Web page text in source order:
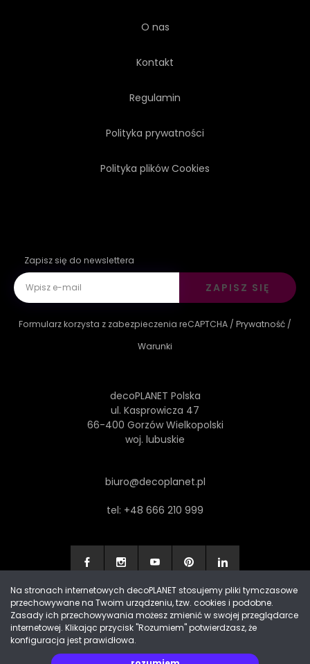
O nas
Kontakt
Regulamin
Polityka prywatności
Polityka plików Cookies
Zapisz się do newslettera
ZAPISZ SIĘ
Formularz korzysta z zabezpieczenia reCAPTCHA / Prywatność /
Warunki
decoPLANET Polska
ul. Kasprowicza 47
66-400 Gorzów Wielkopolski
woj. lubuskie
biuro@decoplanet.pl
tel: +48 666 210 999
Made with by Progres Media & decoPLANET
Na stronach internetowych decoPLANET stosujemy pliki tymczasowe
przechowywane na Twoim urządzeniu, tzw. cookies i podobne.
Zasady ich przechowywania możesz zmienić w swojej przeglądarce
internetowej. Klikając przycisk "Rozumiem" potwierdzasz, że
konfiguracja jest prawidłowa.